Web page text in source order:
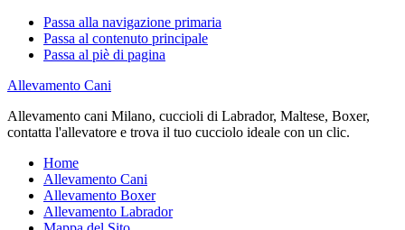
Passa alla navigazione primaria
Passa al contenuto principale
Passa al piè di pagina
Allevamento Cani
Allevamento cani Milano, cuccioli di Labrador, Maltese, Boxer,
contatta l'allevatore e trova il tuo cucciolo ideale con un clic.
Home
Allevamento Cani
Allevamento Boxer
Allevamento Labrador